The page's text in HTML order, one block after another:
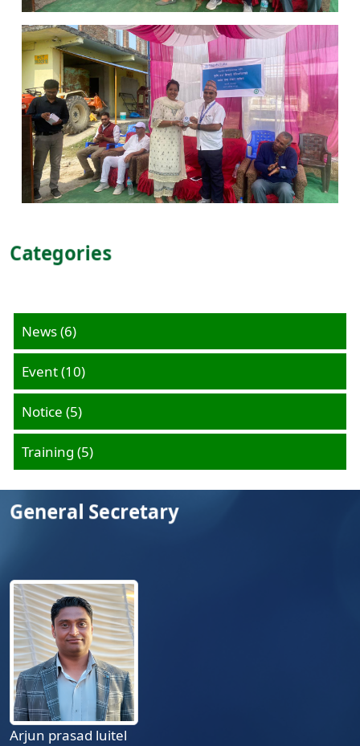
News(6)
Event(10)
Notice (5)
Training (5)
General Secretary
Arjun prasad luitel